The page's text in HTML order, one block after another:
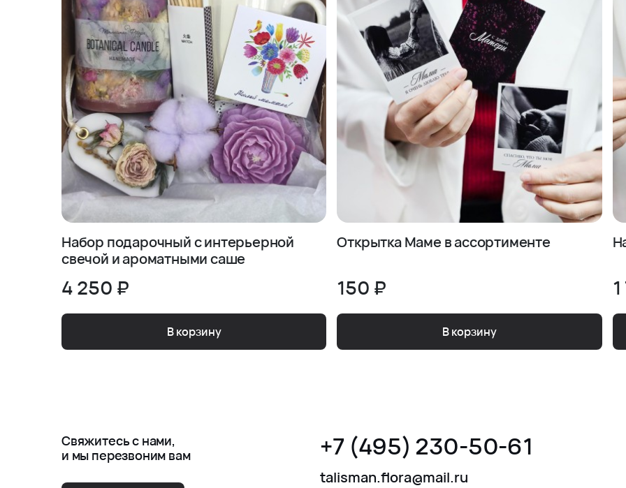
Набор подарочный с интерьерной
свечой и ароматными саше
4 250 ₽
В корзину
Открытка Маме в ассортименте
150 ₽
В корзину
Свяжитесь с нами,
и мы перезвоним вам
+7 (495) 230-50-61
talisman.flora@mail.ru